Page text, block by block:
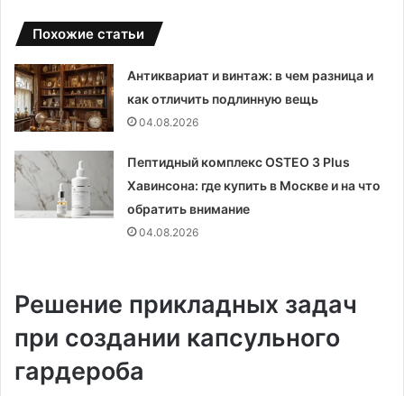
Похожие статьи
Антиквариат и винтаж: в чем разница и
как отличить подлинную вещь
04.08.2026
Пептидный комплекс OSTEO 3 Plus
Хавинсона: где купить в Москве и на что
обратить внимание
04.08.2026
Решение прикладных задач
при создании капсульного
гардероба